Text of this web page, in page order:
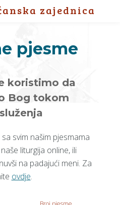
zajednica
pjesme
koristimo da
Bog tokom
svim našim pjesmama
liturgija online, ili
na padajući meni. Za
ovdje.